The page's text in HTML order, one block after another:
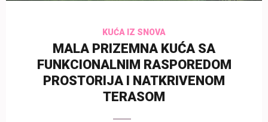
KUĆA IZ SNOVA
MALA PRIZEMNA KUĆA SA
FUNKCIONALNIM RASPOREDOM
PROSTORIJA I NATKRIVENOM
TERASOM